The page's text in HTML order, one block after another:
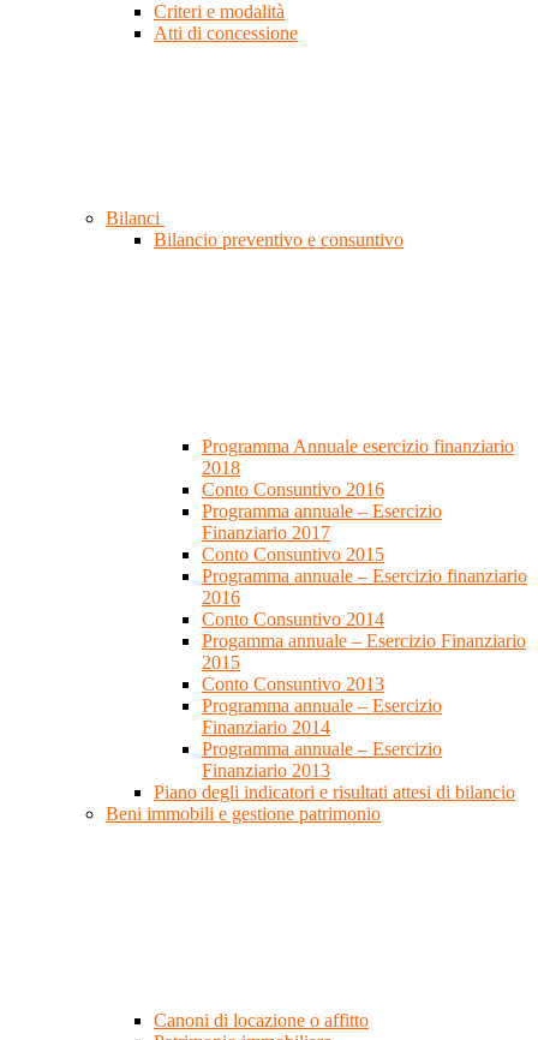
Criteri e modalità
Atti di concessione
Bilanci
Bilancio preventivo e consuntivo
Programma Annuale esercizio finanziario
2018
Conto Consuntivo 2016
Programma annuale – Esercizio
Finanziario 2017
Conto Consuntivo 2015
Programma annuale – Esercizio finanziario
2016
Conto Consuntivo 2014
Progamma annuale – Esercizio Finanziario
2015
Conto Consuntivo 2013
Programma annuale – Esercizio
Finanziario 2014
Programma annuale – Esercizio
Finanziario 2013
Piano degli indicatori e risultati attesi di bilancio
Beni immobili e gestione patrimonio
Canoni di locazione o affitto